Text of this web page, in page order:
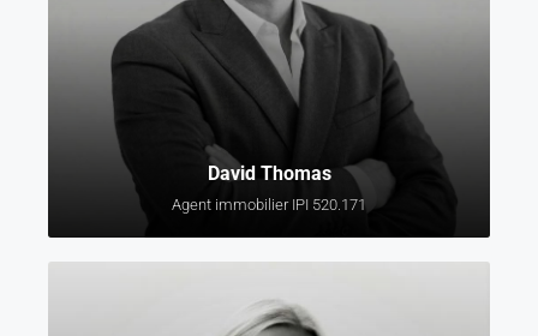
David Thomas
Agent immobilier IPI 520.171